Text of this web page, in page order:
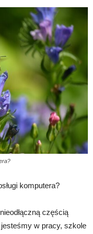
komputera?
częścią
w pracy, szkole